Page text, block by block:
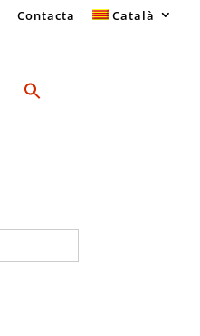
Contacta Català